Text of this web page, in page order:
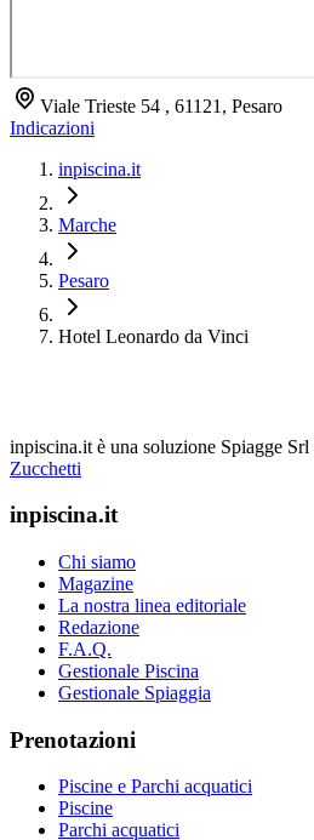
Viale Trieste 54 , 61121, Pesaro
Indicazioni
inpiscina.it
Marche
Pesaro
Hotel Leonardo da Vinci
inpiscina.it è una soluzione Spiagge Srl
Zucchetti
inpiscina.it
Chi siamo
Magazine
La nostra linea editoriale
Redazione
F.A.Q.
Gestionale Piscina
Gestionale Spiaggia
Prenotazioni
Piscine e Parchi acquatici
Piscine
Parchi acquatici